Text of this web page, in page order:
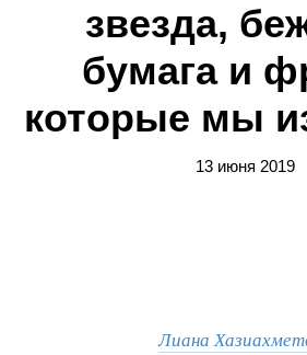
звезда,
бумага и
которые мы
13 июня 2019
Лиана